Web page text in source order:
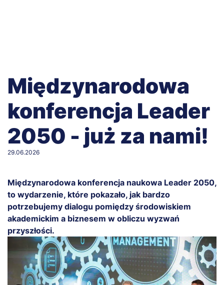
Międzynarodowa
konferencja Leader
2050 - już za nami!
29.06.2026
Międzynarodowa konferencja naukowa Leader 2050,
to wydarzenie, które pokazało, jak bardzo
potrzebujemy dialogu pomiędzy środowiskiem
akademickim a biznesem w obliczu wyzwań
przyszłości.